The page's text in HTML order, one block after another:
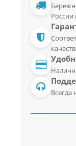
России
Всегда